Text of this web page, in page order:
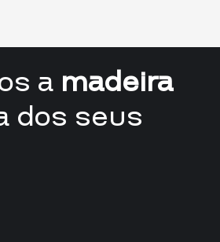
a madeira
dos seus